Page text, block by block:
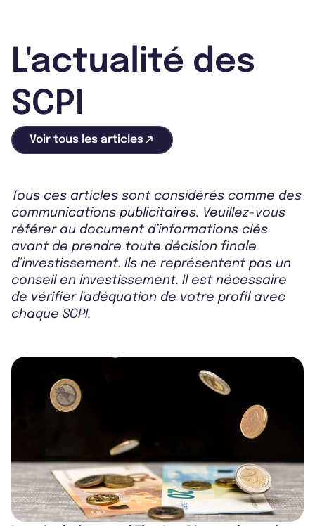
L'actualité des
SCPI
Voir tous les articles
Tous ces articles sont considérés comme des
communications publicitaires. Veuillez-vous
référer au document d’informations clés
avant de prendre toute décision finale
d’investissement. Ils ne représentent pas un
conseil en investissement. Il est nécessaire
de vérifier l'adéquation de votre profil avec
chaque SCPI.